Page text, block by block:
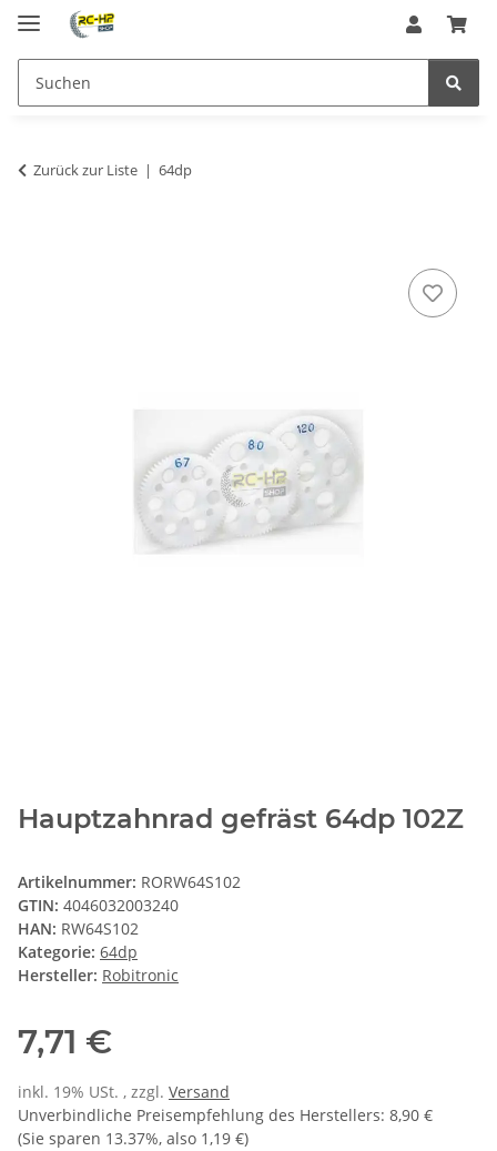
Zurück zur Liste 64dp
Hauptzahnrad gefräst 64dp 102Z
Artikelnummer: RORW64S102
GTIN: 4046032003240
HAN: RW64S102
Kategorie: 64dp
Hersteller: Robitronic
7,71 €
inkl. 19% USt. , zzgl. Versand
Unverbindliche Preisempfehlung des Herstellers: 8,90 €
(Sie sparen 13.37%, also 1,19 €)